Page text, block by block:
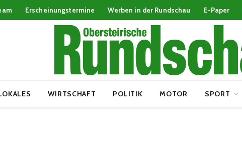
Erscheinungstermine Werben in der Rundschau E-Paper
WIRTSCHAFT POLITIK MOTOR SPORT